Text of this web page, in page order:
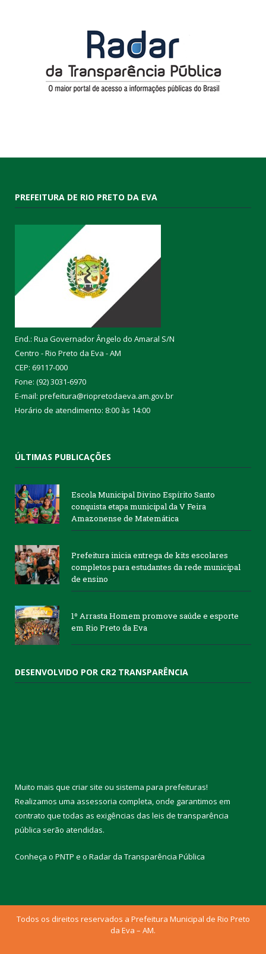
PREFEITURA DE RIO PRETO DA EVA
End.: Rua Governador Ângelo do Amaral S/N
Centro - Rio Preto da Eva - AM
CEP: 69117-000
Fone: (92) 3031-6970
E-mail: prefeitura@riopretodaeva.am.gov.br
Horário de atendimento: 8:00 às 14:00
ÚLTIMAS PUBLICAÇÕES
Escola Municipal Divino Espírito Santo
conquista etapa municipal da V Feira
Amazonense de Matemática
Prefeitura inicia entrega de kits escolares
completos para estudantes da rede municipal
de ensino
1º Arrasta Homem promove saúde e esporte
em Rio Preto da Eva
DESENVOLVIDO POR CR2 TRANSPARÊNCIA
Muito mais que criar site ou sistema para prefeituras!
Realizamos uma assessoria completa, onde garantimos em
contrato que todas as exigências das leis de transparência
pública serão atendidas.
Conheça o PNTP e o Radar da Transparência Pública
Todos os direitos reservados a Prefeitura Municipal de Rio Preto
da Eva – AM.